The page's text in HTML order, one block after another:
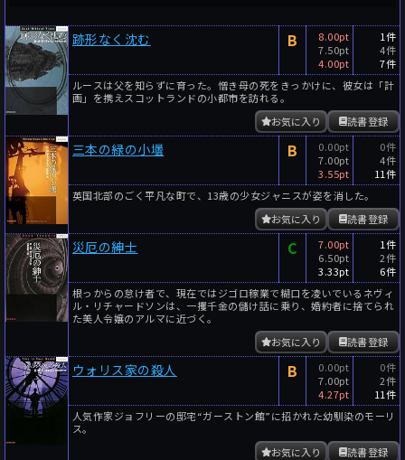
跡形なく沈む B
8.00pt
7.50pt
4.00pt
1件
4件
7件
ルースは父を知らずに育った。憎き母の死をきっかけに、彼女は「計
画」を携えスコットランドの小都市を訪れる。
読書登録
お気に入り
三本の緑の小壜 B
0.00pt
7.00pt
3.55pt
0件
4件
11件
英国北部のごく平凡な町で、13歳の少女ジャニスが姿を消した。
読書登録
お気に入り
災厄の紳士 C
7.00pt
6.50pt
3.33pt
1件
2件
6件
根っからの怠け者で、現在ではジゴロ稼業で糊口を凌いでいるネヴィ
ル・リチャードソンは、一攫千金の儲け話に乗り、婚約者に捨てられ
た美人令嬢のアルマに近づく。
読書登録
お気に入り
ウォリス家の殺人 B
0.00pt
7.00pt
4.27pt
0件
2件
11件
人気作家ジョフリーの邸宅“ガーストン館”に招かれた幼馴染のモーリ
ス。
読書登録
お気に入り